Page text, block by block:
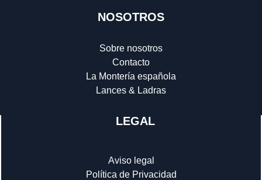
NOSOTROS
Sobre nosotros
Contacto
La Montería española
Lances & Ladras
LEGAL
Aviso legal
Política de Privacidad